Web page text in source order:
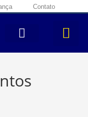
Contato